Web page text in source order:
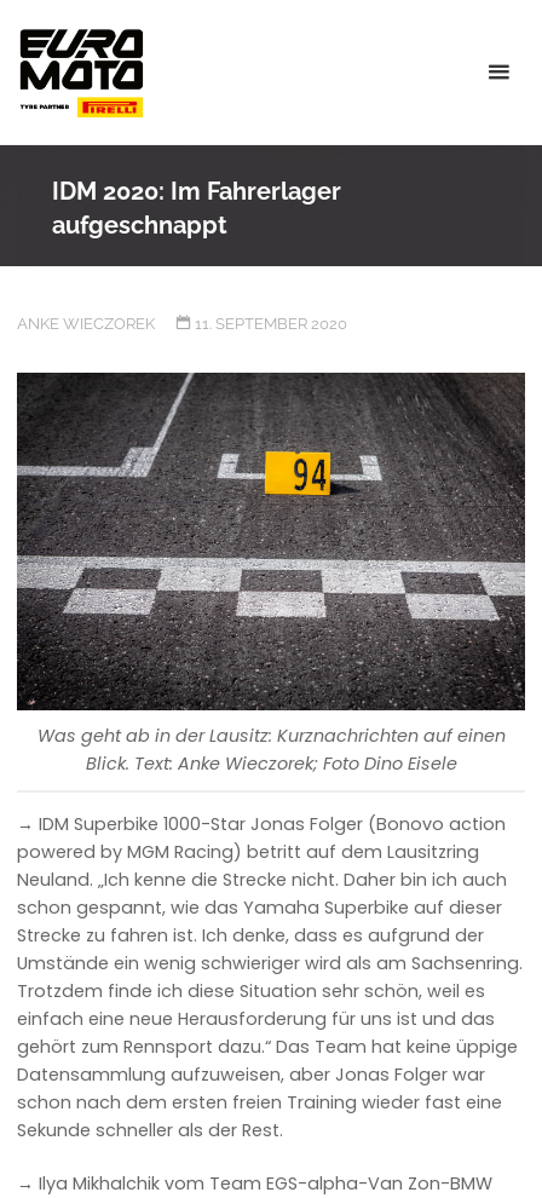
content
IDM 2020: Im Fahrerlager
aufgeschnappt
ANKE WIECZOREK 11. SEPTEMBER 2020
Was geht ab in der Lausitz: Kurznachrichten auf einen
Blick. Text: Anke Wieczorek; Foto Dino Eisele
→ IDM Superbike 1000-Star Jonas Folger (Bonovo action
powered by MGM Racing) betritt auf dem Lausitzring
Neuland. „Ich kenne die Strecke nicht. Daher bin ich auch
schon gespannt, wie das Yamaha Superbike auf dieser
Strecke zu fahren ist. Ich denke, dass es aufgrund der
Umstände ein wenig schwieriger wird als am Sachsenring.
Trotzdem finde ich diese Situation sehr schön, weil es
einfach eine neue Herausforderung für uns ist und das
gehört zum Rennsport dazu.“ Das Team hat keine üppige
Datensammlung aufzuweisen, aber Jonas Folger war
schon nach dem ersten freien Training wieder fast eine
Sekunde schneller als der Rest.
→ Ilya Mikhalchik vom Team EGS-alpha-Van Zon-BMW